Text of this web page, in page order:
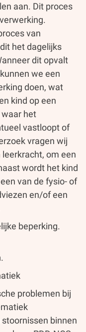
aan. Dit proces
van
het dagelijks
dit opvalt
we een
doen, wat
kind op een
het
vastloopt of
vragen wij
om een
wordt het kind
van de fysio- of
en/of een
beperking.
problemen bij
stoornissen binnen